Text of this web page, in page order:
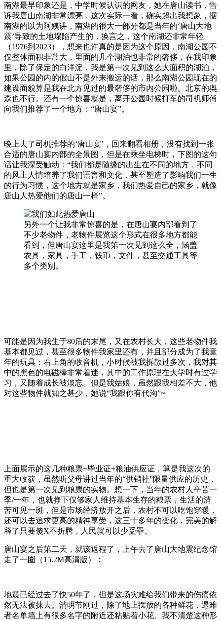
南湖最早印象还是，中学时候认识的网友，她在唐山读书，告
诉我唐山南湖非常漂亮，这次实际一看，确实超出我想象，据
南湖的以为阿姨讲，南湖的很大一部分都是当年的‘唐山大地
震’导致的土地塌陷产生的，换言之，这个南湖还非常年轻
（1976到2023），想来也许真的是因为这个原因，南湖公园不
仅整体面积非常大，里面的几个湖泊也非常的奢侈，在我印象
里，除了保定的白洋淀，我是第一次见到这么大面积的湖泊，
如果公园的内的假山不是外来搬运的话，那么南湖公园现在的
建设面貌算是我在北方见过的最奢侈的市内公园啦。北京的奥
森也不行。还有一个惊喜就是，离开公园时候打车的司机师傅
向我们推荐了一个地方：“唐山宴”。
晚上去了司机推荐的‘唐山宴’，回来翻看相册，没有找到一张
合适的唐山宴内部的全景图，但是在乘坐电梯时，下图的这句
话让我深受触动：“我们都是随缘的出生在不同的地方，不同
的风土人情培养了我们语言和文化，甚至塑造了影响我们一生
的行为习惯，这个地方就是家乡，我们热爱自己的家乡，就像
唐山人热爱他们的唐山一样”。
另外一个让我非常惊喜的是，在唐山宴内部看到了
不少老物件，老物件展览这个形式在很多地方都能
看到，但唐山宴这里是我第一次见到这么全，涵盖
农具，家具，手工，钱币，文件，甚至交通工具等
多个类别。
可能是因为我生于80后的末尾，又在农村长大，这些老物件我
基本都见过，甚至很多物件我家里还有，并且部分成为了我童
年的玩具：右上角的收音机，小时候被我拆散过多次，我对其
中的黑色的电磁棒非常着迷，其中的工作原理在大学时有过学
习，又随着成长被淡忘。但是我姑娘，虽然跟我相差不大，他
对这些物件就知之甚少，她说“我跟你有代沟”~
上面展示的这几种粮票+毕业证+粮油供应证，算是我这次的
重大收获，虽然听父母讲过当年的“供销社”限量供应的历史，
但也是第一次见到粮票的实物。想一下，当年的农村人辛苦一
季/一年，也就挣下仅够家人维持基本生存的粮票，生活的清
苦可见一斑，但是市场经济放开之后，农村不可以吃饱穿暖，
还可以去追求更高的精神享受，这三十多年的变化，完美的解
释了只要傻X不折腾，人民就可以少受罪。
唐山宴之后第二天，就该返程了，上午去了唐山大地震纪念馆
走了一圈（15.2M高清版）：
地震已经过去了快50年了，但是这场灾难给我们带来的伤痛依
然无法被抹去。清明节刚过，除了地上摆放的各种鲜花，遇难
者名单墙上有很多名字的附近还粘贴着小花。我不清楚这种形